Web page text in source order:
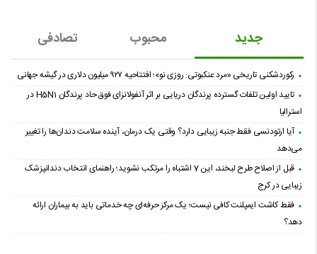
جدید محبوب تصادفی
رکوردشکنی تاریخی «مرد عنکبوتی: روزی نو»؛ افتتاحیه ۹۲۷ میلیون دلاری در گیشه جهانی
تایید اولین تلفات گسترده پرندگان دریایی بر اثر آنفولانزای فوق حاد پرندگان H5N1 در
استرالیا
آیا ارتودنسی فقط جنبه زیبایی دارد؟ وقتی یک درمان، آینده سلامت دندان‌ها را تغییر
می‌دهد
قبل از اصلاح طرح لبخند، این 7 اشتباه را مرتکب نشوید؛ راهنمای انتخاب دندانپزشک
زیبایی در کرج
فقط کاشت ایمپلنت کافی نیست؛ یک مرکز حرفه‌ای چه خدماتی باید به بیماران ارائه
دهد؟